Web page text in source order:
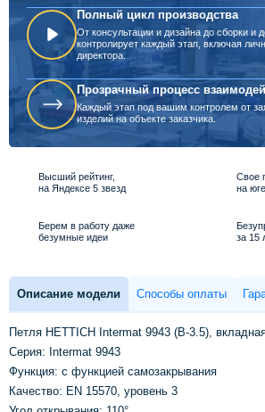
Полный цикл производства
От консультации и дизайна до сборки и
контролирует каждый этап, включая
директора.
Прозрачный процесс
Каждый этап под вашим контролем от
изделий на объекте заказчика.
Высший рейтинг,
на Яндексе 5 звезд
Свое
на
Берем в работу даже
безумные идеи
за 15
Описание модели Способы оплаты
Петля HETTICH Intermat 9943 (B-3.5),
Серия: Intermat 9943
Функция: с функцией самозакрывания
Качество: EN 15570, уровень 3